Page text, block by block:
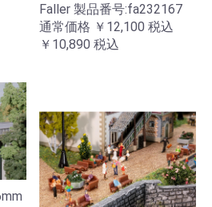
Faller 製品番号:fa232167
通常価格 ￥12,100 税込
￥10,890 税込